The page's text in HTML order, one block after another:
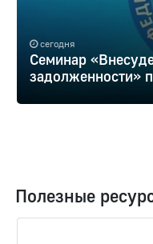
сегодня
Семинар
задолженности»
Полезные